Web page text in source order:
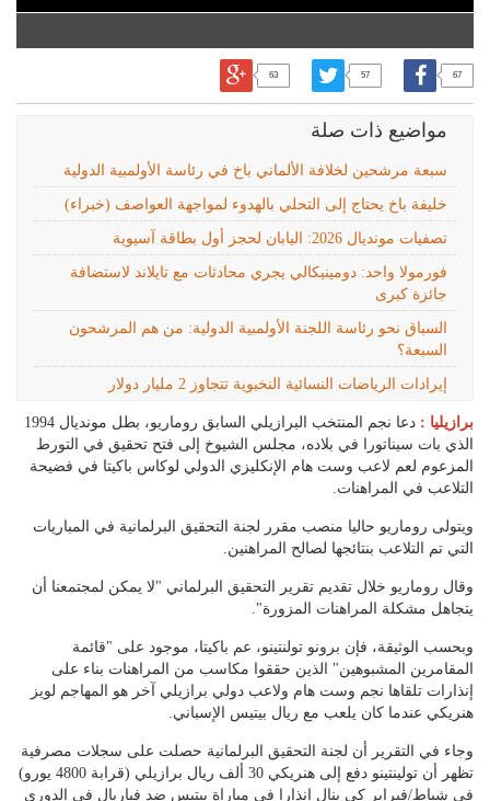
67
57
63
مواضيع ذات صلة
سبعة مرشحين لخلافة الألماني باخ في رئاسة الأولمبية الدولية
خليفة باخ يحتاج إلى التحلي بالهدوء لمواجهة العواصف (خبراء)
تصفيات مونديال 2026: اليابان لحجز أول بطاقة آسيوية
فورمولا واحد: دومينيكالي يجري محادثات مع تايلاند لاستضافة
جائزة كبرى
السباق نحو رئاسة اللجنة الأولمبية الدولية: من هم المرشحون
السبعة؟
إيرادات الرياضات النسائية النخبوية تتجاوز 2 مليار دولار
برازيليا :
دعا نجم المنتخب البرازيلي السابق روماريو، بطل مونديال 1994
الذي بات سيناتورا في بلاده، مجلس الشيوخ إلى فتح تحقيق في التورط
المزعوم لعم لاعب وست هام الإنكليزي الدولي لوكاس باكيتا في فضيحة
التلاعب في المراهنات.
ويتولى روماريو حاليا منصب مقرر لجنة التحقيق البرلمانية في المباريات
التي تم التلاعب بنتائجها لصالح المراهنين.
وقال روماريو خلال تقديم تقرير التحقيق البرلماني "لا يمكن لمجتمعنا أن
يتجاهل مشكلة المراهنات المزورة".
وبحسب الوثيقة، فإن برونو تولنتينو، عم باكيتا، موجود على "قائمة
المقامرين المشبوهين" الذين حققوا مكاسب من المراهنات بناء على
إنذارات تلقاها نجم وست هام ولاعب دولي برازيلي آخر هو المهاجم لويز
هنريكي عندما كان يلعب مع ريال بيتيس الإسباني.
وجاء في التقرير أن لجنة التحقيق البرلمانية حصلت على سجلات مصرفية
تظهر أن تولينتينو دفع إلى هنريكي 30 ألف ريال برازيلي (قرابة 4800 يورو)
في شباط/فبراير كي ينال إنذارا في مباراة بيتيس ضد فياريال في الدوري